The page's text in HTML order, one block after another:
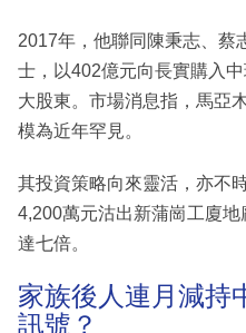
2017年，他聯同陳秉志、蔡
士，以402億元向長實購入
大股東。市場消息指，馬亞
模為近年罕見。
其投資策略向來靈活，亦不
4,200萬元沽出新蒲崗工廈
達七倍。
家族後人連月減持
訊號？